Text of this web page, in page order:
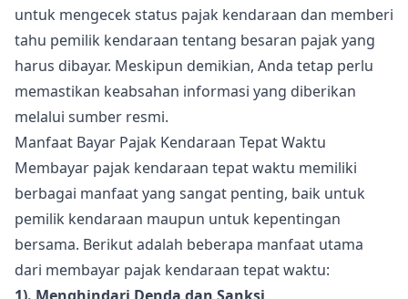
untuk mengecek status pajak kendaraan dan memberi
tahu pemilik kendaraan tentang besaran pajak yang
harus dibayar. Meskipun demikian, Anda tetap perlu
memastikan keabsahan informasi yang diberikan
melalui sumber resmi.
Manfaat Bayar Pajak Kendaraan Tepat Waktu
Membayar pajak kendaraan tepat waktu memiliki
berbagai manfaat yang sangat penting, baik untuk
pemilik kendaraan maupun untuk kepentingan
bersama. Berikut adalah beberapa manfaat utama
dari membayar pajak kendaraan tepat waktu: